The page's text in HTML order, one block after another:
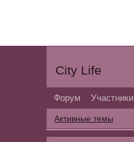
City Life
Форум Участники
Активные темы